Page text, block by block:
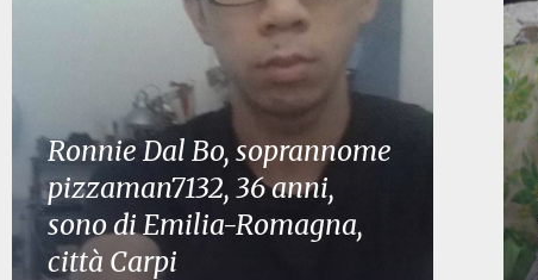
Ronnie Dal Bo, soprannome
pizzaman7132, 36 anni,
sono di Emilia-Romagna,
città Carpi